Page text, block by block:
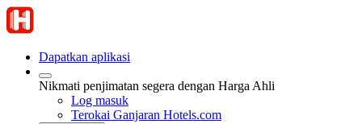
Dapatkan aplikasi
Nikmati penjimatan segera dengan Harga Ahli
Log masuk
Terokai Ganjaran Hotels.com